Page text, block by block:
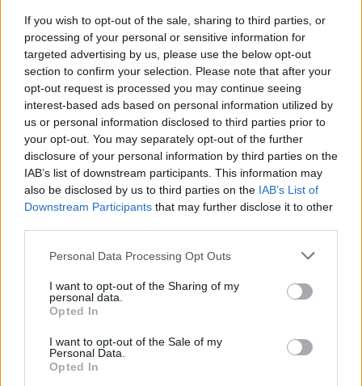
If you wish to opt-out of the sale, sharing to third parties, or
processing of your personal or sensitive information for
targeted advertising by us, please use the below opt-out
section to confirm your selection. Please note that after your
opt-out request is processed you may continue seeing
interest-based ads based on personal information utilized by
us or personal information disclosed to third parties prior to
your opt-out. You may separately opt-out of the further
disclosure of your personal information by third parties on the
IAB’s list of downstream participants. This information may
also be disclosed by us to third parties on the IAB’s List of
Downstream Participants that may further disclose it to other
Please note that this website/app uses one or more Google
not limited to your visit or usage behaviour. You may click to
grant or deny consent to Google and its third-party tags to
use your data for below specified purposes in below Google
consent section.
Personal Data Processing Opt Outs
I want to opt-out of the Sharing of my
personal data.
Opted In
I want to opt-out of the Sale of my
Personal Data.
Opted In
μπορούν να επιτευχθούν τα επιδιωκόμενα
αποτελέσματα, παρά τις όποιες αντιξοότητες.
Ωστόσο, επισημαίνεται η αναγκαιότητα
εντατικοποίησης των ελεγκτικών διαδικασιών με
τον ίδιο ζήλο και θέρμη, μιας και η επιτυχία αυτής
της προσπάθειας μας αφορά όλους.